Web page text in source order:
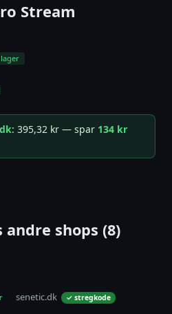
Stream
: 395,32 kr — spar 134 kr
andre shops (8)
senetic.dk ✓ stregkode